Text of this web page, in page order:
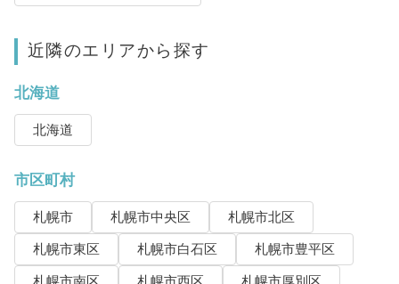
近隣のエリアから探す
北海道
北海道
市区町村
札幌市 札幌市中央区
札幌市北区
札幌市東区
札幌市白石区
札幌市豊平区